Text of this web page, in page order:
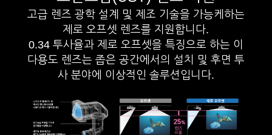
고급 렌즈 광학 설계 및 제조 기술을 가능케하는
제로 오프셋 렌즈를 지원합니다.
0.34 투사율과 제로 오프셋을 특징으로 하는 이
다용도 렌즈는 좁은 공간에서의 설치 및 후면 투
사 분야에 이상적인 솔루션입니다.